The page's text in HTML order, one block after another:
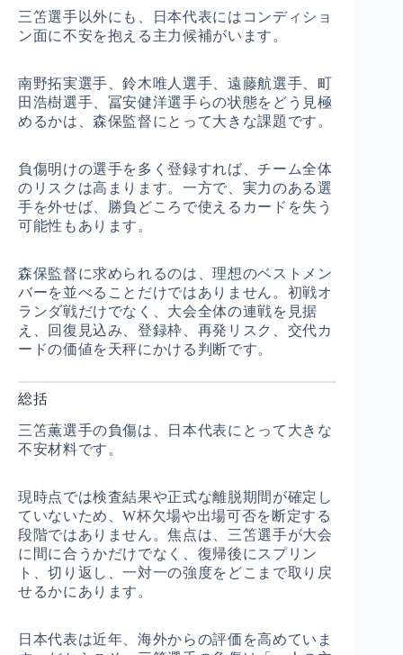
三笘選手以外にも、日本代表にはコンディショ
ン面に不安を抱える主力候補がいます。
南野拓実選手、鈴木唯人選手、遠藤航選手、町
田浩樹選手、冨安健洋選手らの状態をどう見極
めるかは、森保監督にとって大きな課題です。
負傷明けの選手を多く登録すれば、チーム全体
のリスクは高まります。一方で、実力のある選
手を外せば、勝負どころで使えるカードを失う
可能性もあります。
森保監督に求められるのは、理想のベストメン
バーを並べることだけではありません。初戦オ
ランダ戦だけでなく、大会全体の連戦を見据
え、回復見込み、登録枠、再発リスク、交代カ
ードの価値を天秤にかける判断です。
総括
三笘薫選手の負傷は、日本代表にとって大きな
不安材料です。
現時点では検査結果や正式な離脱期間が確定し
ていないため、W杯欠場や出場可否を断定する
段階ではありません。焦点は、三笘選手が大会
に間に合うかだけでなく、復帰後にスプリン
ト、切り返し、一対一の強度をどこまで取り戻
せるかにあります。
日本代表は近年、海外からの評価を高めていま